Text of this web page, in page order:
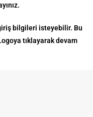
bilgileri isteyebilir. Bu
tıklayarak devam